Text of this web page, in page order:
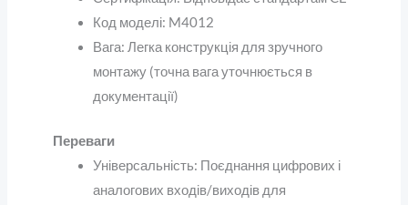
Код моделі: M4012
Вага: Легка конструкція для зручного
монтажу (точна вага уточнюється в
документації)
Переваги
Універсальність: Поєднання цифрових і
аналогових входів/виходів для